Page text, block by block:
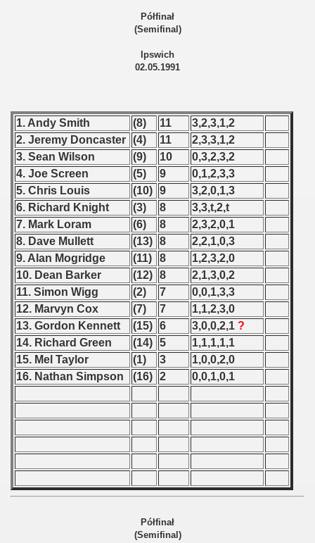
Półfinał
(Semifinal)
Ipswich
02.05.1991
1. Andy Smith (8) 11
3,2,3,1,2
2. Jeremy Doncaster (4) 11
2,3,3,1,2
3. Sean Wilson
(9) 10
0,3,2,3,2
4. Joe Screen
(5) 9
0,1,2,3,3
5. Chris Louis
(10) 9
3,2,0,1,3
6. Richard Knight
(3) 8
3,3,t,2,t
7. Mark Loram
(6) 8
2,3,2,0,1
8. Dave Mullett
(13) 8
2,2,1,0,3
9. Alan Mogridge
(11) 8
1,2,3,2,0
10. Dean Barker
(12) 8
2,1,3,0,2
11. Simon Wigg
(2) 7
0,0,1,3,3
12. Marvyn Cox
(7) 7
1,1,2,3,0
13. Gordon Kennett
(15) 6 3,0,0,2,1 ?
14. Richard Green
(14) 5
1,1,1,1,1
15. Mel Taylor
(1) 3
1,0,0,2,0
16. Nathan Simpson
(16) 2 0,0,1,0,1
Półfinał
(Semifinal)
- 1990
- 1991
- 1991
qualifications) - 1991
Zealand qualifications) - 1991
Qualification) - 1991
- 1991
- 1991
Qualification) - 1991
- 1991
Round) - 1991
- 1991
- 1991
- 1991